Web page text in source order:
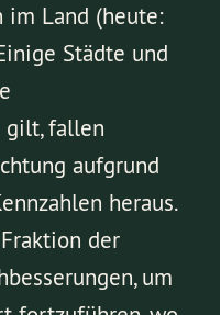
im Land (heute:
Städte und
gilt, fallen
aufgrund
heraus.
der
um